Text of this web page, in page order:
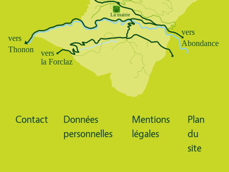
Pied
Contact
Données
personnelles
Mentions
légales
Plan
du
site